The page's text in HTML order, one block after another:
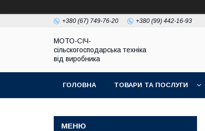
+380 (67) 749-76-20 +380 (99) 442-16-93
МОТО-СІЧ-
сільскогосподарська техніка
від виробника
ГОЛОВНА ТОВАРИ ТА ПОСЛУГИ